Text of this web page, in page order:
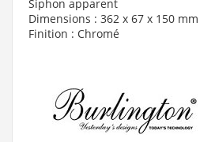
Siphon apparent
Dimensions : 362 x 67 x 150 mm
Finition : Chromé